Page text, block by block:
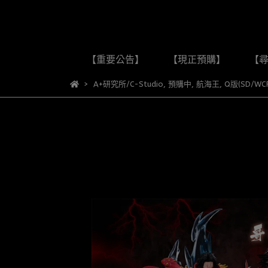
【重要公告】 【現正預購】 【
A+研究所/C-Studio, 預購中, 航海王, Q版(SD/